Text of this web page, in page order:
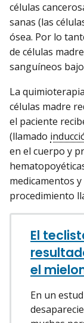
células
sanas (las
ósea. Por lo
de células
sanguíneos
La
células madre
el paciente
(llamado
en el cuerpo y
medicamentos
procedimiento
El
el
En un